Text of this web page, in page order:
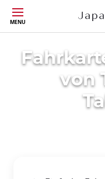
Größe
MENU
von